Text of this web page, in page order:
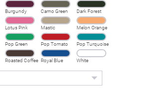
Burgundy Camo Green Dark Forest
Lotus Pink Mastic Melon Orange
Pop Green Pop Tomato Pop Turquoise
Roasted Coffee Royal Blue White